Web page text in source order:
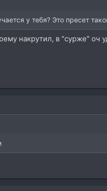
у тебя? Это пресет
накрутил, в "сурже" оч